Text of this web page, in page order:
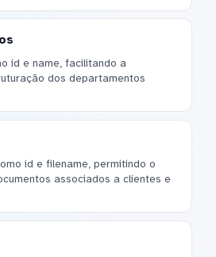
id e name, facilitando a
dos departamentos
id e filename, permitindo o
associados a clientes e